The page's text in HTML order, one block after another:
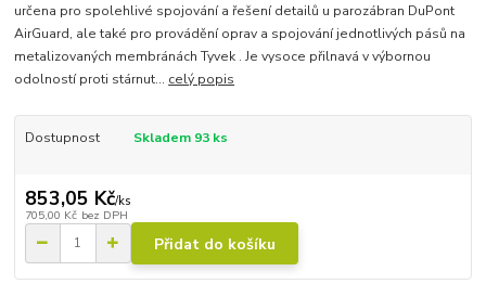
určena pro spolehlivé spojování a řešení detailů u parozábran DuPont
AirGuard, ale také pro provádění oprav a spojování jednotlivých pásů na
metalizovaných membránách Tyvek . Je vysoce přilnavá v výbornou
odolností proti stárnut... celý popis
Dostupnost Skladem 93 ks
853,05 Kč/ks
705,00 Kč bez DPH
Přidat do košíku